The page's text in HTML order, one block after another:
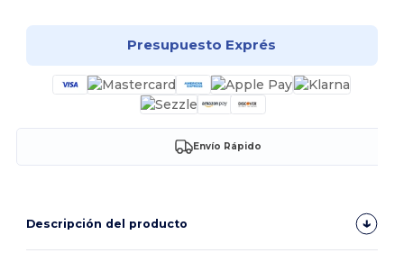
Presupuesto Exprés
Envío Rápido
Descripción del producto